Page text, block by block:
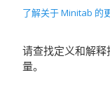
了解关于 Minitab 的
请查找定义和解
量。